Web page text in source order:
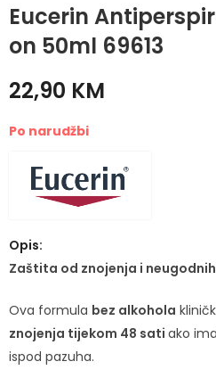
Eucerin
on 50ml 69613
22,90 KM
Po narudžbi
Opis:
Zaštita od znojenja i
Ova formula bez alkohola
znojenja tijekom 48 sati ako
ispod pazuha.